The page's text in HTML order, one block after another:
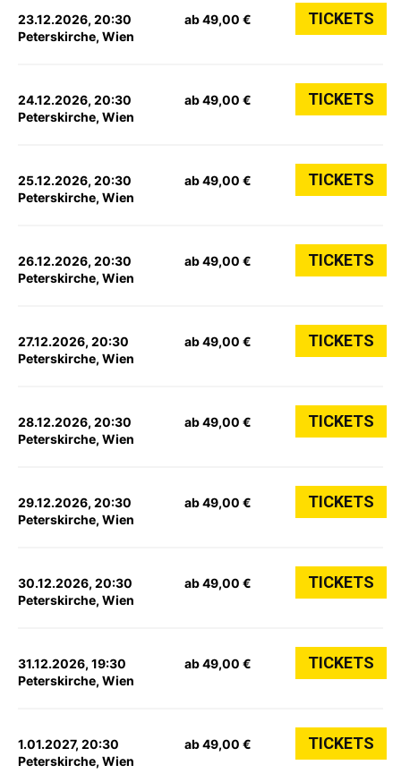
23.12.2026, 20:30
Peterskirche, Wien
ab 49,00 € TICKETS
24.12.2026, 20:30
Peterskirche, Wien
ab 49,00 € TICKETS
25.12.2026, 20:30
Peterskirche, Wien
ab 49,00 € TICKETS
26.12.2026, 20:30
Peterskirche, Wien
ab 49,00 € TICKETS
27.12.2026, 20:30
Peterskirche, Wien
ab 49,00 € TICKETS
28.12.2026, 20:30
Peterskirche, Wien
ab 49,00 € TICKETS
29.12.2026, 20:30
Peterskirche, Wien
ab 49,00 € TICKETS
30.12.2026, 20:30
Peterskirche, Wien
ab 49,00 € TICKETS
31.12.2026, 19:30
Peterskirche, Wien
ab 49,00 € TICKETS
1.01.2027, 20:30
Peterskirche, Wien
ab 49,00 € TICKETS